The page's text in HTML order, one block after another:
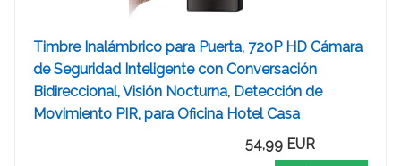
Timbre Inalámbrico para Puerta, 720P HD Cámara
de Seguridad Inteligente con Conversación
Bidireccional, Visión Nocturna, Detección de
Movimiento PIR, para Oficina Hotel Casa
54,99 EUR